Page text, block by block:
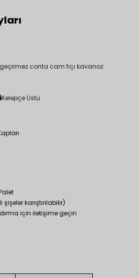
conta cam fıçı kavanoz
Kelepçe Üstü
karıştırılabilir)
için iletişime geçin